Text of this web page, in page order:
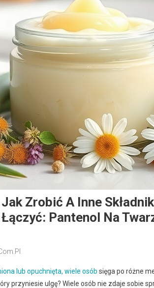
Zrobić A Inne
Pantenol Na
lub opuchnięta, wiele osób sięga po różne
przyniesie ulgę? Wiele osób nie zdaje sobie